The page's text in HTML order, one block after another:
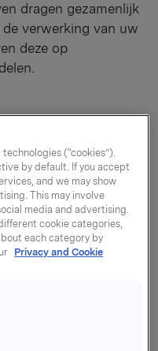
dragen gezamenlijk
verwerking van uw
deze op
en met welk
worden aangegeven
van uw contact
verwerking van
ons zoekt of om u,
dat wij de wens
(“cookies”).
by default. If you accept
and we may show
This may involve
media and advertising.
cookie categories,
each category by
Privacy and Cookie